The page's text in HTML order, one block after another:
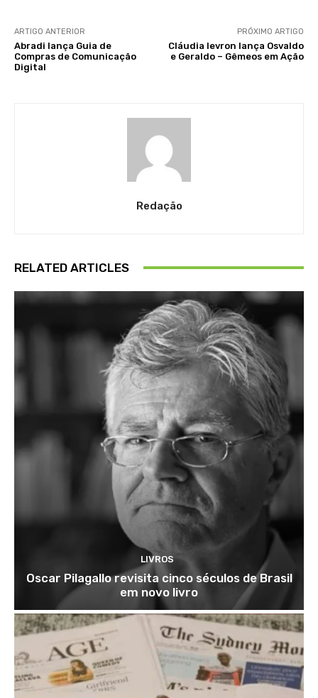
ARTIGO ANTERIOR
Abradi lança Guia de
Compras de Comunicação
Digital
PRÓXIMO ARTIGO
Cláudia levron lança Osvaldo
e Geraldo – Gêmeos em Ação
Redação
RELATED ARTICLES
LIVROS
Oscar Pilagallo revisita cinco séculos de Brasil
em novo livro